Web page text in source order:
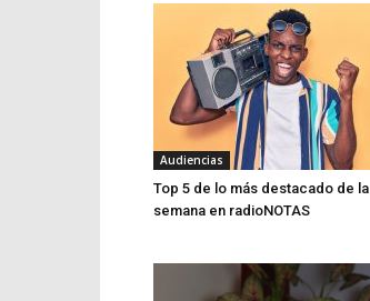
Audiencias
Top 5 de lo más destacado de la
semana en radioNOTAS